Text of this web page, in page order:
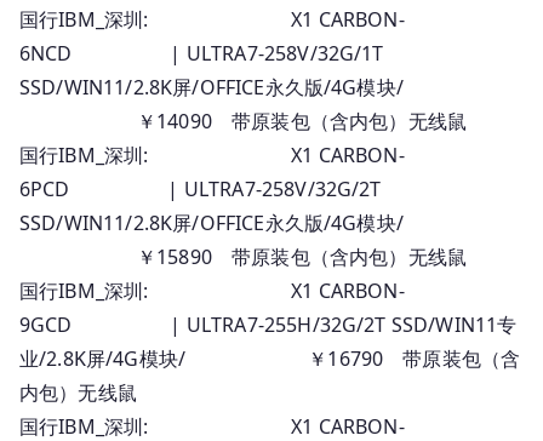
国行IBM_深圳: X1 CARBON-
6NCD | ULTRA7-258V/32G/1T
SSD/WIN11/2.8K屏/OFFICE永久版/4G模块/
￥14090 带原装包（含内包）无线鼠
国行IBM_深圳: X1 CARBON-
6PCD | ULTRA7-258V/32G/2T
SSD/WIN11/2.8K屏/OFFICE永久版/4G模块/
￥15890 带原装包（含内包）无线鼠
国行IBM_深圳: X1 CARBON-
9GCD | ULTRA7-255H/32G/2T SSD/WIN11专
业/2.8K屏/4G模块/ ￥16790 带原装包（含
内包）无线鼠
国行IBM_深圳: X1 CARBON-